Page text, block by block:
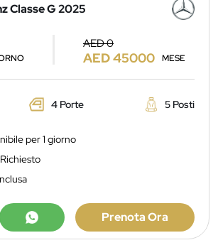
Classe G 2025
AED 0
AED 45000 MESE
4 Porte 5 Posti
per 1 giorno
Prenota Ora